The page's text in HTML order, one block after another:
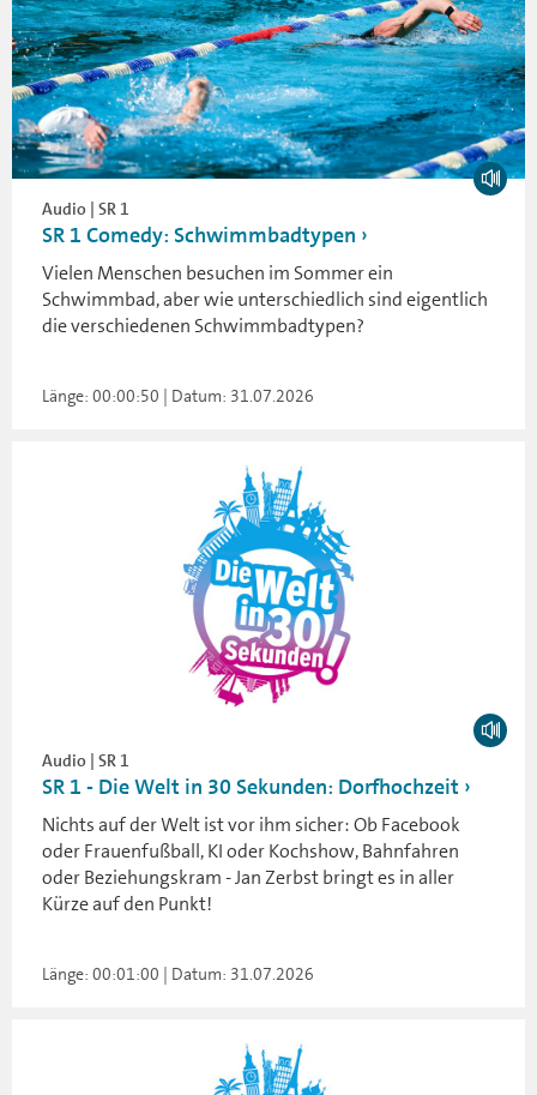
Audio | SR 1
SR 1 Comedy: Schwimmbadtypen
Vielen Menschen besuchen im Sommer ein
Schwimmbad, aber wie unterschiedlich sind eigentlich
die verschiedenen Schwimmbadtypen?
Länge: 00:00:50 | Datum: 31.07.2026
Audio | SR 1
SR 1 - Die Welt in 30 Sekunden: Dorfhochzeit
Nichts auf der Welt ist vor ihm sicher: Ob Facebook
oder Frauenfußball, KI oder Kochshow, Bahnfahren
oder Beziehungskram - Jan Zerbst bringt es in aller
Kürze auf den Punkt!
Länge: 00:01:00 | Datum: 31.07.2026